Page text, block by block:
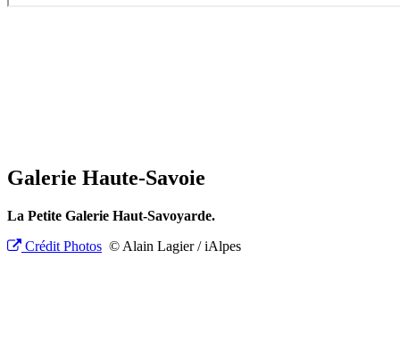
Galerie Haute-Savoie
La Petite Galerie Haut-Savoyarde.
Crédit Photos © Alain Lagier / iAlpes